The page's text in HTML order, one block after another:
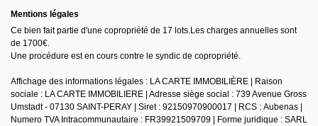
Mentions légales
Ce bien fait partie d'une copropriété de 17 lots.Les charges annuelles sont
de 1700€.
Une procédure est en cours contre le syndic de copropriété.
Affichage des informations légales : LA CARTE IMMOBILIÈRE | Raison
sociale : LA CARTE IMMOBILIERE | Adresse siège social : 739 Avenue Gross
Umstadt - 07130 SAINT-PERAY | Siret : 92150970900017 | RCS : Aubenas |
Numero TVA Intracommunautaire : FR39921509709 | Forme juridique : SARL